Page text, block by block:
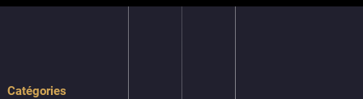
Catégories